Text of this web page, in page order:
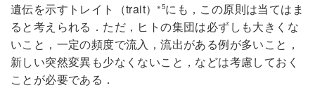
遺伝を示すトレイト（trait）※5にも，この原則は当てはま
ると考えられる．ただ，ヒトの集団は必ずしも大きくな
いこと，一定の頻度で流入，流出がある例が多いこと，
新しい突然変異も少なくないこと，などは考慮しておく
ことが必要である．